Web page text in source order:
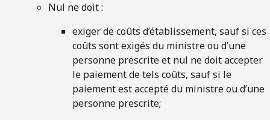
Nul ne doit :
exiger de coûts d’établissement, sauf si ces
coûts sont exigés du ministre ou d’une
personne prescrite et nul ne doit accepter
le paiement de tels coûts, sauf si le
paiement est accepté du ministre ou d’une
personne prescrite;